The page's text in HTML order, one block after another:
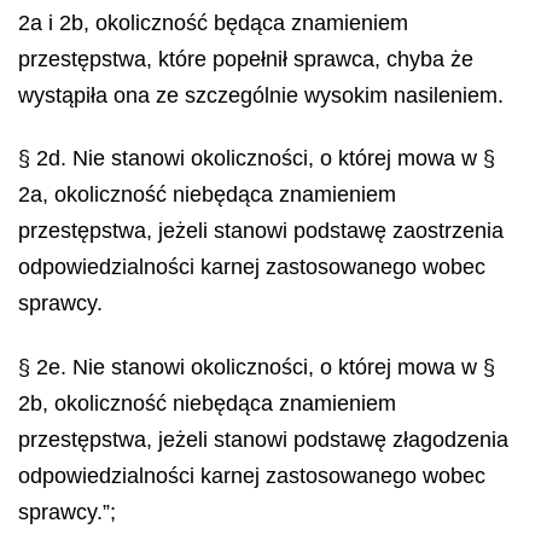
2a i 2b, okoliczność będąca znamieniem
przestępstwa, które popełnił sprawca, chyba że
wystąpiła ona ze szczególnie wysokim nasileniem.
§ 2d. Nie stanowi okoliczności, o której mowa w §
2a, okoliczność niebędąca znamieniem
przestępstwa, jeżeli stanowi podstawę zaostrzenia
odpowiedzialności karnej zastosowanego wobec
sprawcy.
§ 2e. Nie stanowi okoliczności, o której mowa w §
2b, okoliczność niebędąca znamieniem
przestępstwa, jeżeli stanowi podstawę złagodzenia
odpowiedzialności karnej zastosowanego wobec
sprawcy.”;